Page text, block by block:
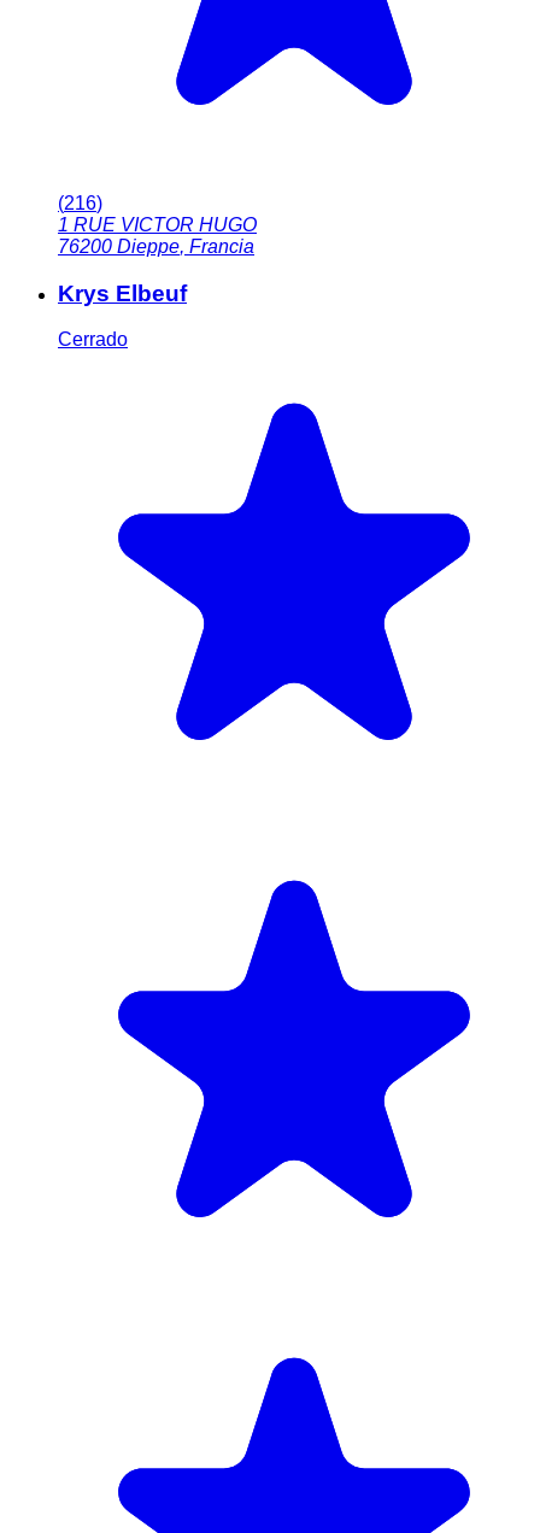
(216)
1 RUE VICTOR HUGO
76200 Dieppe, Francia
Krys Elbeuf
Cerrado